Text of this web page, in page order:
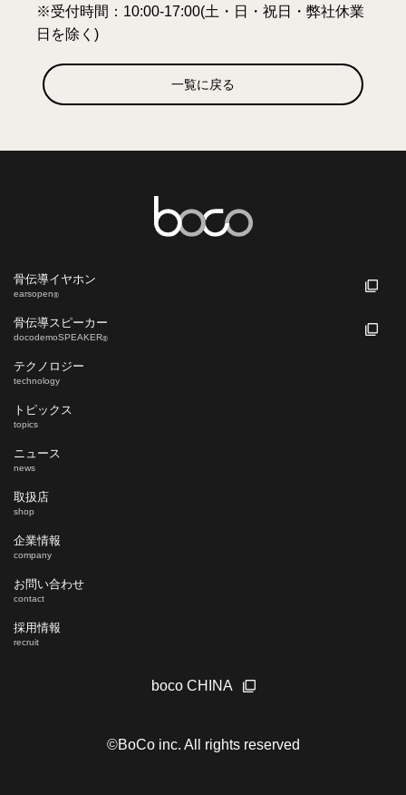
※受付時間：10:00-17:00(土・日・祝日・弊社休業
日を除く)
一覧に戻る
骨伝導イヤホン
earsopen®
骨伝導スピーカー
docodemoSPEAKER®
テクノロジー
technology
トピックス
topics
ニュース
news
取扱店
shop
企業情報
company
お問い合わせ
contact
採用情報
recruit
boco CHINA
©BoCo inc. All rights reserved